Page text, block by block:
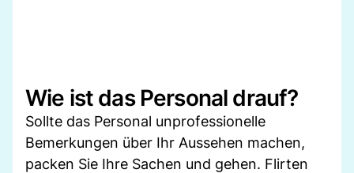
Wie ist das Personal drauf?
Sollte das Personal unprofessionelle
Bemerkungen über Ihr Aussehen machen,
packen Sie Ihre Sachen und gehen. Flirten